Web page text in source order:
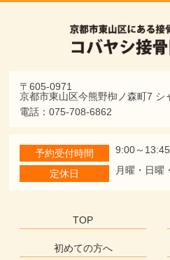
〒605-0971
京都市東山区今熊野椥ノ森町7 シ
電話：075-708-6862
予約受付時間 9:00～
定休日 月曜・日曜
TOP
初めての方へ